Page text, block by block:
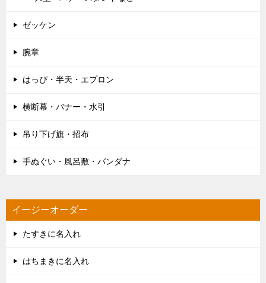
ゼッケン
腕章
はっぴ・半天・エプロン
横断幕・バナー・水引
吊り下げ旗・招布
手ぬぐい・風呂敷・バンダナ
イージーオーダー
たすきに名入れ
はちまきに名入れ